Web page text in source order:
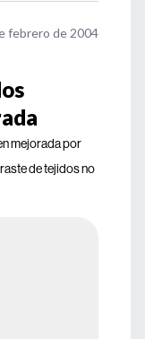
febrero de 2004
mejorada por
de tejidos no